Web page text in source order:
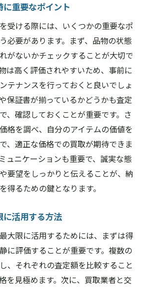
重要なポイント
受ける際には、いくつかの重要なポ
必要があります。まず、品物の状態
がないかチェックすることが大切で
は高く評価されやすいため、事前に
テナンスを行っておくと良いでしょ
保証書が揃っているかどうかも査定
、確認しておくことが重要です。さ
格を調べ、自分のアイテムの価値を
、適正な価格での買取が期待できま
ュニケーションも重要で、誠実な態
要望をしっかりと伝えることが、納
得るための鍵となります。
に活用する方法
大限に活用するためには、まずは得
に評価することが重要です。複数の
、それぞれの査定額を比較すること
を見極めます。次に、買取業者と交